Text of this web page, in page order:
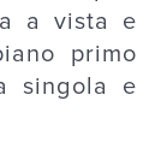
a vista e
primo
singola e